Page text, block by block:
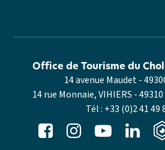
14 avenue Maudet -
14 rue Monnaie, VIHIERS - 49310
Tél : +33 (0)2 41 49
Office de Tourisme du